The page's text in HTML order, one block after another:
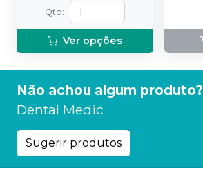
Qtd :
Ver opções
Não achou algum produto?
Dental Medic
Sugerir produtos